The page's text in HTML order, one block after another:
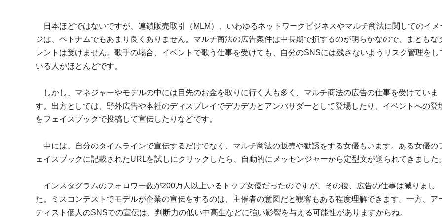
日本ほどではないですが、連鎖販売取引（MLM）、いわゆるネットワークビジネスやマルチ商法に関してのイメ
ジは、ベトナムでもあまり良くありません。マルチ商法の広告案件は中長期で損するのが明らかなので、まともな
レントは受けません。歌手の場合、イベントで歌う仕事を受けても、自分のSNSには残さないようリスク管理をし
いる人がほとんどです。
しかし、マネジャーやモデルの中には目先のお金を取りに行く人も多く、マルチ商法の広告の仕事を受けていま
す。出方としては、野外広告や本社のディスプレイでデカデカとアンバサダーとして登場したり、イベントへの登
をフェイスブックで投稿して宣伝したりなどです。
中には、自分のタイムラインで宣伝するだけでなく、マルチ商法の販売や勧誘をする女優もいます。ある女優の
ェイスブックに記載されたURLを試しにクリックしたら、自動的にメッセンジャーから定型文が送られてきました。
インスタグラムのフォロワー数が200万人以上いるトップ女優だったのですが、その後、広告の仕事は減りまし
た。ミスコンテストでモデルが企業の宣伝をするのは、主催者の意図だと観客もある程度理解できます。一方、ア
ティスト個人のSNSでの宣伝は、判断力の低い中高生などに強い影響を与える可能性がありますからね。